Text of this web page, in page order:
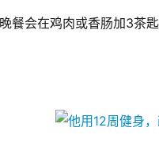
餐会在鸡肉或香肠加3茶